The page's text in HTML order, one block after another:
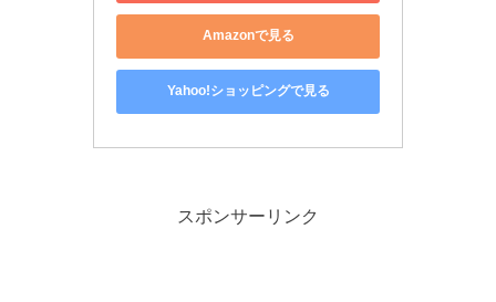
Amazonで見る
Yahoo!ショッピングで見る
スポンサーリンク